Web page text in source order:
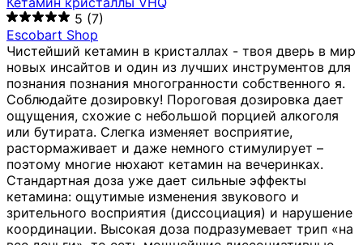
5 (7)
Escobart Shop
Чистейший кетамин в кристаллах - твоя дверь в мир
новых инсайтов и один из лучших инструментов для
познания познания многогранности собственного я.
Соблюдайте дозировку! Пороговая дозировка дает
ощущения, схожие с небольшой порцией алкоголя
или бутирата. Слегка изменяет восприятие,
растормаживает и даже немного стимулирует –
поэтому многие нюхают кетамин на вечеринках.
Стандартная доза уже дает сильные эффекты
кетамина: ощутимые изменения звукового и
зрительного восприятия (диссоциация) и нарушение
координации. Высокая доза подразумевает трип «на